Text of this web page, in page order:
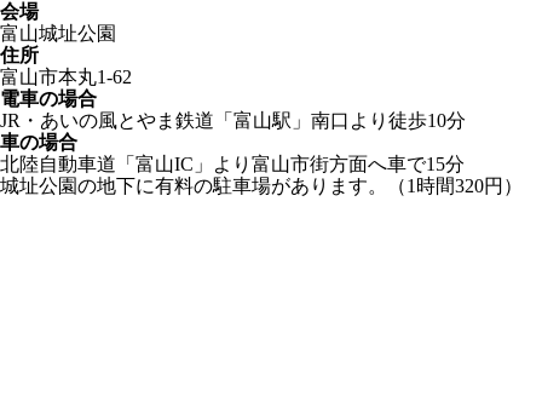
会場
富山城址公園
住所
富山市本丸1-62
電車の場合
JR・あいの風とやま鉄道「富山駅」南口より徒歩10分
車の場合
北陸自動車道「富山IC」より富山市街方面へ車で15分
城址公園の地下に有料の駐車場があります。（1時間320円）